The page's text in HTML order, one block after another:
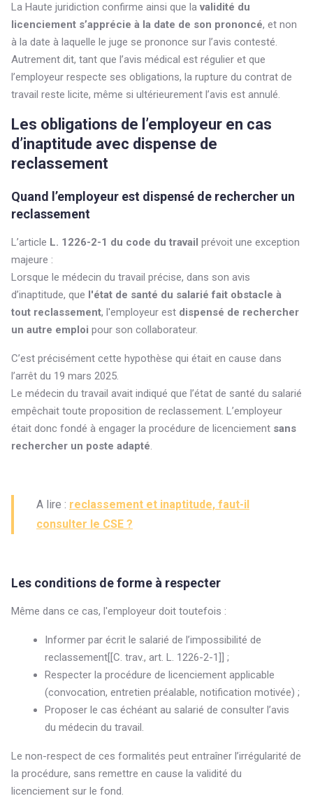
La Haute juridiction confirme ainsi que lavalidité du
licenciement s’apprécie à la date de son prononcé, et non
à la date à laquelle le juge se prononce sur l’avis contesté.
Autrement dit, tant que l’avis médical est régulier et que
l’employeur respecte ses obligations, la rupture du contrat de
travail reste licite, même si ultérieurement l’avis est annulé.
Les obligations de l’employeur en cas
d’inaptitude avec dispense de
reclassement
Quand l’employeur est dispensé de rechercher un
reclassement
L’article L. 1226-2-1 du code du travail prévoit une exception
majeure :
Lorsque le médecin du travail précise, dans son avis
d’inaptitude, que l'état de santé du salarié fait obstacle à
tout reclassement, l'employeur est dispensé de rechercher
un autre emploi pour son collaborateur.
C’est précisément cette hypothèse qui était en cause dans
l’arrêt du 19 mars 2025.
Le médecin du travail avait indiqué que l’état de santé du salarié
empêchait toute proposition de reclassement. L’employeur
était donc fondé à engager la procédure de licenciement sans
rechercher un poste adapté.
A lire : reclassement et inaptitude, faut-il
consulter le CSE ?
Les conditions de forme à respecter
Même dans ce cas, l'employeur doit toutefois :
Informer par écrit le salarié de l’impossibilité de
reclassement[[C. trav., art. L. 1226-2-1]] ;
Respecter la procédure de licenciement applicable
(convocation, entretien préalable, notification motivée) ;
Proposer le cas échéant au salarié de consulter l’avis
du médecin du travail.
Le non-respect de ces formalités peut entraîner l’irrégularité de
la procédure, sans remettre en cause la validité du
licenciement sur le fond.